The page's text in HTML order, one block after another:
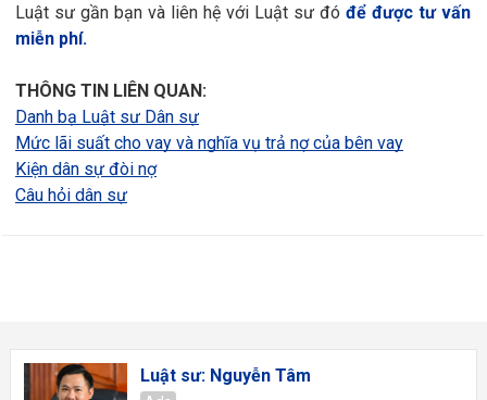
Luật sư gần bạn và liên hệ với Luật sư đó để được tư vấn
miễn phí.
THÔNG TIN LIÊN QUAN:
Danh bạ Luật sư Dân sự
Mức lãi suất cho vay và nghĩa vụ trả nợ của bên vay
Kiện dân sự đòi nợ
Câu hỏi dân sự
Luật sư: Nguyễn Tâm